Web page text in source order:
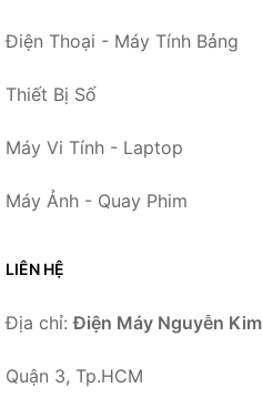
Điện Thoại - Máy Tính Bảng
Thiết Bị Số
Máy Vi Tính - Laptop
Máy Ảnh - Quay Phim
LIÊN HỆ
Địa chỉ:Điện Máy Nguyễn Kim
Quận 3, Tp.HCM